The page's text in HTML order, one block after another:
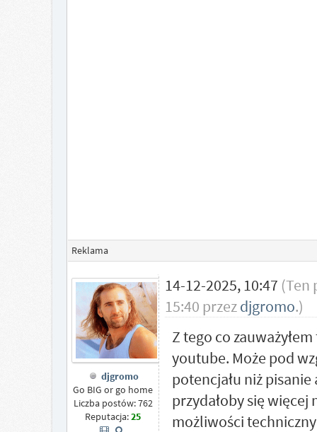
Reklama
djgromo
Go BIG or go home
Liczba postów: 762
Reputacja:25
14-12-2025, 10:47 (Ten
15:40 przezdjgromo.)
Z tego co
youtube. Może pod
potencjału niż
przydałoby się
możliwości